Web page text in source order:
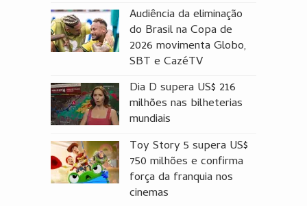
Audiência da eliminação
do Brasil na Copa de
2026 movimenta Globo,
SBT e CazéTV
Dia D supera US$ 216
milhões nas bilheterias
mundiais
Toy Story 5 supera US$
750 milhões e confirma
força da franquia nos
cinemas